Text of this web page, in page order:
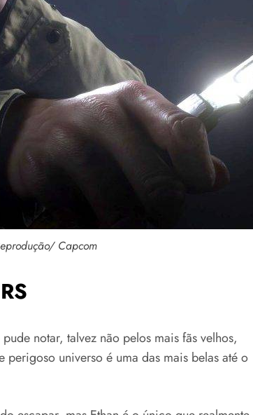
Capcom
notar, talvez não pelos mais fãs velhos,
universo é uma das mais belas até o